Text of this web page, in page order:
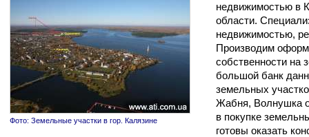
Фото: Земельные участки в гор. Калязине
недвижимостью в
области.
недвижимостью,
Производим
собственности на
большой банк
земельных
Жабня, Волнушка
в покупке
готовы оказать